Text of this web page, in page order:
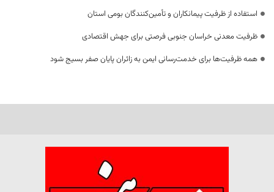
استفاده از ظرفیت پیمانکاران و تأمین‌کنندگان بومی استان
ظرفیت معدنی خراسان جنوبی فرصتی برای جهش اقتصادی
همه ظرفیت‌ها برای خدمت‌رسانی ایمن به زائران پایان صفر بسیج شود